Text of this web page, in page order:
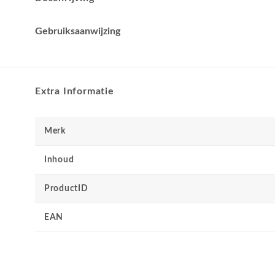
Gebruiksaanwijzing
Extra Informatie
Merk
Inhoud
ProductID
EAN